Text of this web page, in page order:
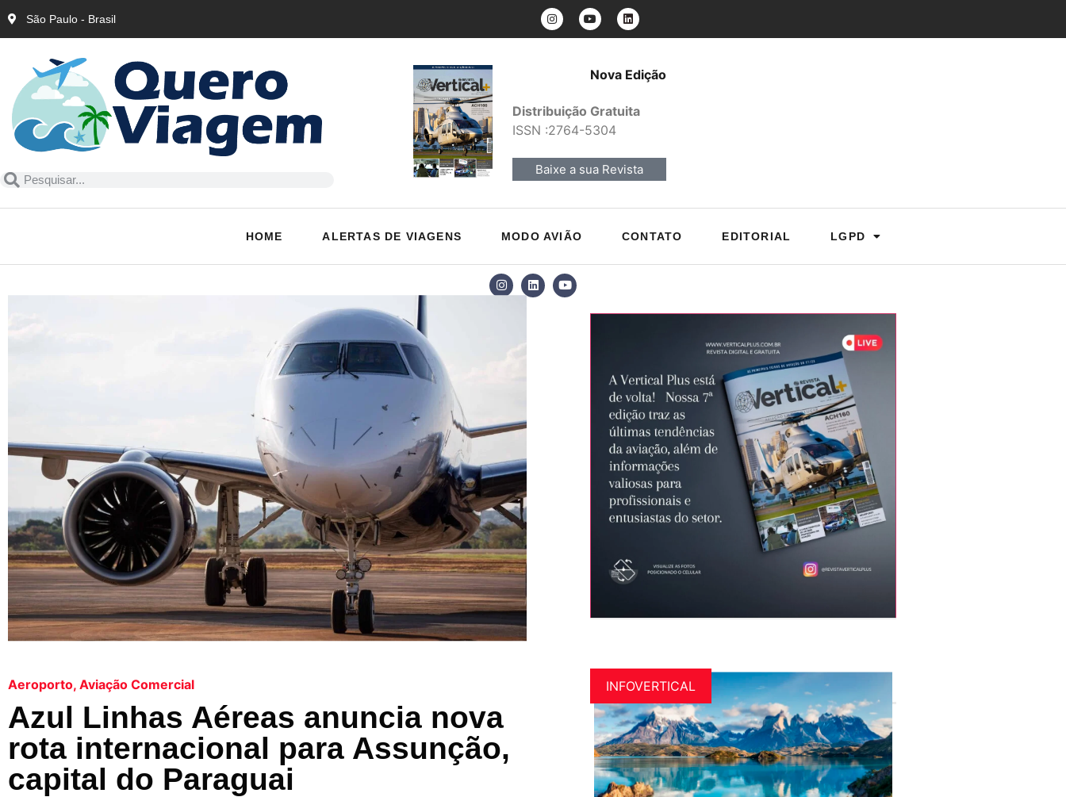
São Paulo - Brasil
Nova Edição
Distribuição Gratuita
ISSN :2764-5304
Baixe a sua Revista
HOME ALERTAS DE VIAGENS MODO AVIÃO CONTATO EDITORIAL LGPD
Aeroporto, Aviação Comercial
Azul Linhas Aéreas anuncia nova
rota internacional para Assunção,
capital do Paraguai
INFOVERTICAL